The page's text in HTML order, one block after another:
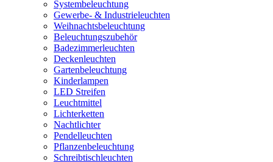
Systembeleuchtung
Gewerbe- & Industrieleuchten
Weihnachtsbeleuchtung
Beleuchtungszubehör
Badezimmerleuchten
Deckenleuchten
Gartenbeleuchtung
Kinderlampen
LED Streifen
Leuchtmittel
Lichterketten
Nachtlichter
Pendelleuchten
Pflanzenbeleuchtung
Schreibtischleuchten